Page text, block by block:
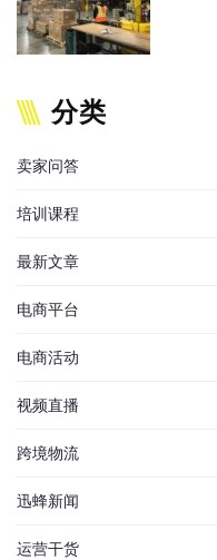
分类
卖家问答
培训课程
最新文章
电商平台
电商活动
视频直播
跨境物流
迅蜂新闻
运营干货